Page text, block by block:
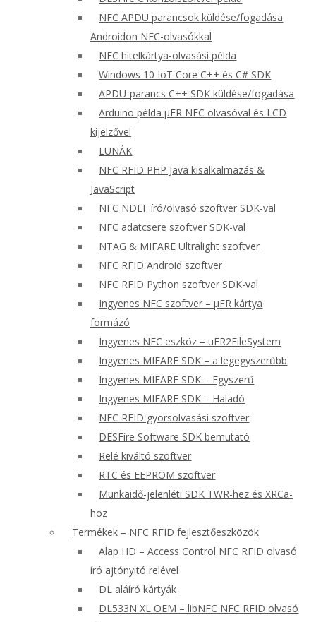
NFC APDU parancsok küldése/fogadása
Androidon NFC-olvasókkal
NFC hitelkártya-olvasási példa
Windows 10 IoT Core C++ és C# SDK
APDU-parancs C++ SDK küldése/fogadása
Arduino példa μFR NFC olvasóval és LCD
kijelzővel
LUNÁK
NFC RFID PHP Java kisalkalmazás &
JavaScript
NFC NDEF író/olvasó szoftver SDK-val
NFC adatcsere szoftver SDK-val
NTAG & MIFARE Ultralight szoftver
NFC RFID Android szoftver
NFC RFID Python szoftver SDK-val
Ingyenes NFC szoftver – μFR kártya
formázó
Ingyenes NFC eszköz – uFR2FileSystem
Ingyenes MIFARE SDK – a legegyszerűbb
Ingyenes MIFARE SDK – Egyszerű
Ingyenes MIFARE SDK – Haladó
NFC RFID gyorsolvasási szoftver
DESFire Software SDK bemutató
Relé kiváltó szoftver
RTC és EEPROM szoftver
Munkaidő-jelenléti SDK TWR-hez és XRCa-
hoz
Termékek – NFC RFID fejlesztőeszközök
Alap HD – Access Control NFC RFID olvasó
író ajtónyitó relével
DL aláíró kártyák
DL533N XL OEM – libNFC NFC RFID olvasó